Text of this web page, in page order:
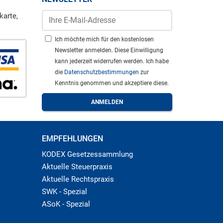
Ich möchte mich für den kostenlosen
Newsletter anmelden. Diese Einwilligung
kann jederzeit widerrufen werden. Ich habe
die Datenschutzbestimmungen zur
Kenntnis genommen und akzeptiere diese.
EMPFEHLUNGEN
KODEX Gesetzessammlung
Aktuelle Steuerpraxis
Aktuelle Rechtspraxis
SWK - Spezial
ASoK - Spezial